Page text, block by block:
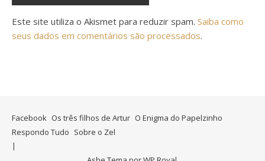
Este site utiliza o Akismet para reduzir spam. Saiba como
seus dados em comentários são processados.
Facebook Os três filhos de Artur O Enigma do Papelzinho
Respondo Tudo Sobre o Zel